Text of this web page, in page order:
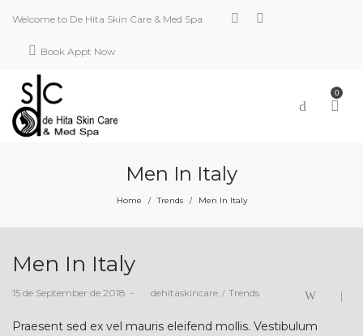
Welcome to De Hita Skin Care & Med Spa
Book Appt Now
0
Men In Italy
Home / Trends / Men In Italy
Men In Italy
Posted
15 de September de 2018 bydehitaskincare
Posted
Trends
Praesent sed ex vel mauris eleifend mollis. Vestibulum